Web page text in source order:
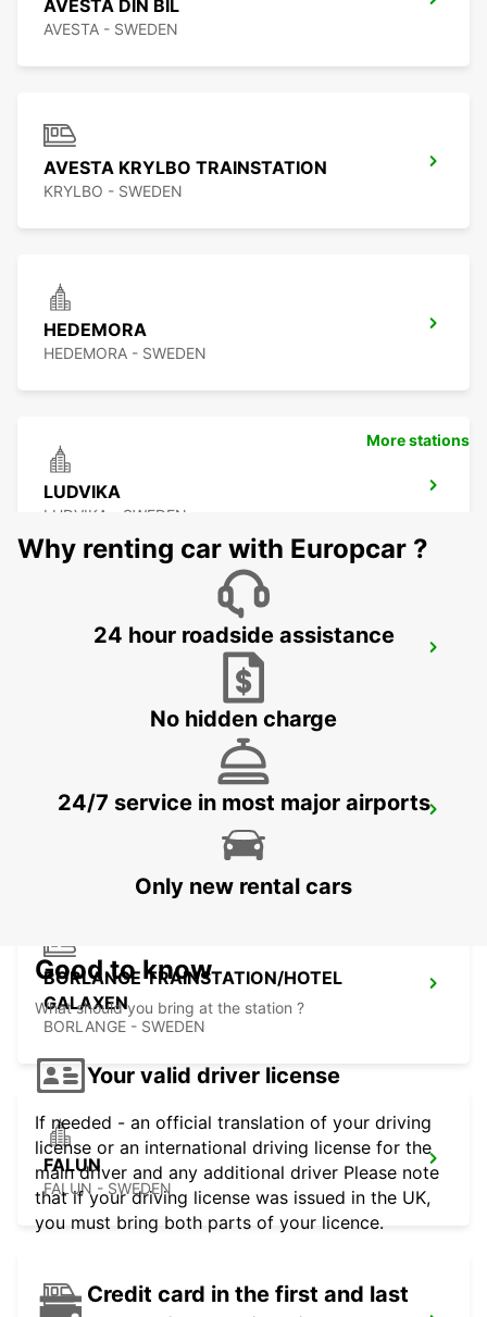
AVESTA DIN BIL
AVESTA - SWEDEN
AVESTA KRYLBO TRAINSTATION
KRYLBO - SWEDEN
HEDEMORA
HEDEMORA - SWEDEN
LUDVIKA
LUDVIKA - SWEDEN
BORLANGE - IKC
BORLANGE TRAINSTATION/HOTEL
GALAXEN
BORLANGE - SWEDEN
FALUN
FALUN - SWEDEN
More stations
Why renting car with Europcar ?
24 hour roadside assistance
No hidden charge
24/7 service in most major airports
Only new rental cars
Good to know
What should you bring at the station ?
Your valid driver license
If needed - an official translation of your driving
license or an international driving license for the
main driver and any additional driver Please note
that if your driving license was issued in the UK,
you must bring both parts of your licence.
Credit card in the first and last